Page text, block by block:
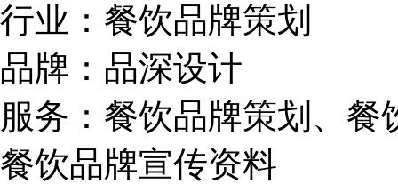
行业： 餐饮品牌策划
品牌： 品深设计
服务： 餐饮品牌策划、餐
餐饮品牌宣传资料